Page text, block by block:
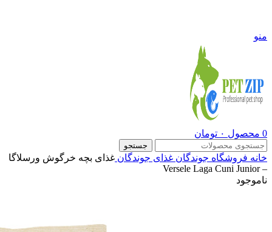
منو
0 محصول ۰ تومان
جستجو
خانه فروشگاه جوندگان غذای جوندگان غذای بچه خرگوش ورسلاگا
– Versele Laga Cuni Junior
ناموجود